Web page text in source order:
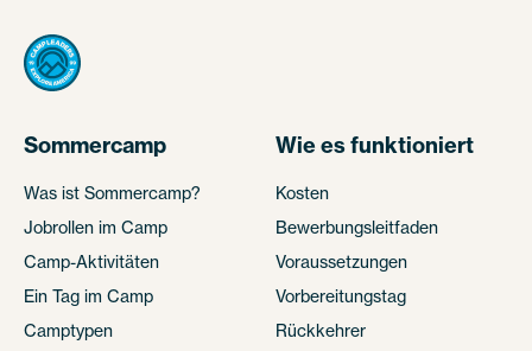
Sommercamp
Was ist Sommercamp?
Jobrollen im Camp
Camp-Aktivitäten
Ein Tag im Camp
Camptypen
Wie es funktioniert
Kosten
Bewerbungsleitfaden
Voraussetzungen
Vorbereitungstag
Rückkehrer